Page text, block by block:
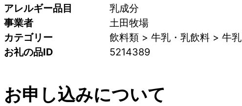
アレルギー品目
乳成分
事業者
土田牧場
カテゴリー
飲料類 > 牛乳・乳飲料 > 牛乳
お礼の品ID
5214389
お申し込みについて